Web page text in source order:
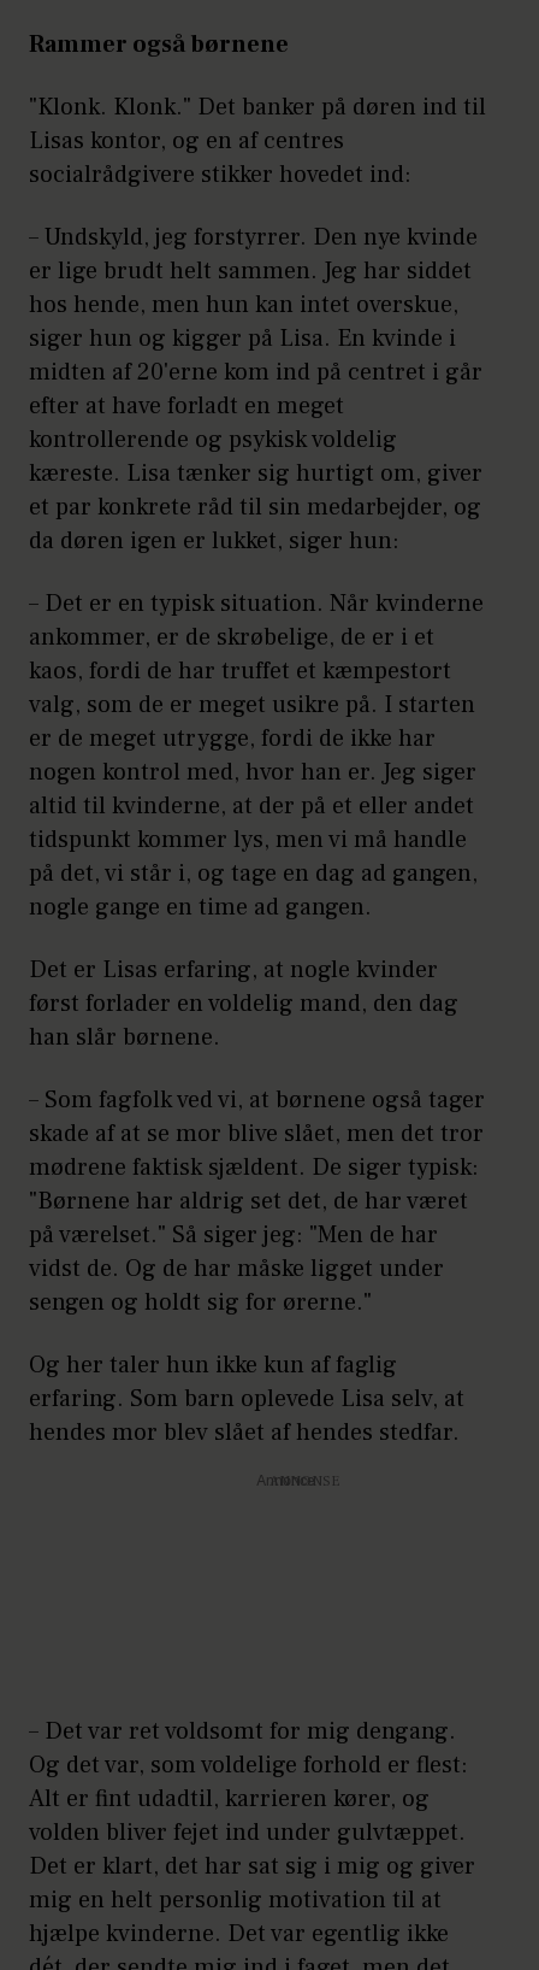
Rammer også børnene
"Klonk. Klonk." Det banker på døren ind til
Lisas kontor, og en af centres
socialrådgivere stikker hovedet ind:
– Undskyld, jeg forstyrrer. Den nye kvinde
er lige brudt helt sammen. Jeg har siddet
hos hende, men hun kan intet overskue,
siger hun og kigger på Lisa. En kvinde i
midten af 20'erne kom ind på centret i går
efter at have forladt en meget
kontrollerende og psykisk voldelig
kæreste. Lisa tænker sig hurtigt om, giver
et par konkrete råd til sin medarbejder, og
da døren igen er lukket, siger hun:
– Det er en typisk situation. Når kvinderne
ankommer, er de skrøbelige, de er i et
kaos, fordi de har truffet et kæmpestort
valg, som de er meget usikre på. I starten
er de meget utrygge, fordi de ikke har
nogen kontrol med, hvor han er. Jeg siger
altid til kvinderne, at der på et eller andet
tidspunkt kommer lys, men vi må handle
på det, vi står i, og tage en dag ad gangen,
nogle gange en time ad gangen.
Det er Lisas erfaring, at nogle kvinder
først forlader en voldelig mand, den dag
han slår børnene.
– Som fagfolk ved vi, at børnene også tager
skade af at se mor blive slået, men det tror
mødrene faktisk sjældent. De siger typisk:
"Børnene har aldrig set det, de har været
på værelset." Så siger jeg: "Men de har
vidst de. Og de har måske ligget under
sengen og holdt sig for ørerne."
Og her taler hun ikke kun af faglig
erfaring. Som barn oplevede Lisa selv, at
hendes mor blev slået af hendes stedfar.
Annonce
– Det var ret voldsomt for mig dengang.
Og det var, som voldelige forhold er flest:
Alt er fint udadtil, karrieren kører, og
volden bliver fejet ind under gulvtæppet.
Det er klart, det har sat sig i mig og giver
mig en helt personlig motivation til at
hjælpe kvinderne. Det var egentlig ikke